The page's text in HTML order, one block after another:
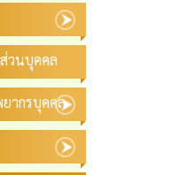
วนบุคคล
ากรบุคคล